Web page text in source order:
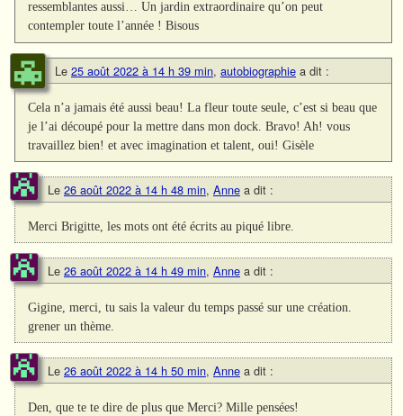
ressemblantes aussi… Un jardin extraordinaire qu’on peut
contempler toute l’année ! Bisous
Le 25 août 2022 à 14 h 39 min, autobiographie a dit :
Cela n’a jamais été aussi beau! La fleur toute seule, c’est si beau que
je l’ai découpé pour la mettre dans mon dock. Bravo! Ah! vous
travaillez bien! et avec imagination et talent, oui! Gisèle
Le 26 août 2022 à 14 h 48 min, Anne a dit :
Merci Brigitte, les mots ont été écrits au piqué libre.
Le 26 août 2022 à 14 h 49 min, Anne a dit :
Gigine, merci, tu sais la valeur du temps passé sur une création.
grener un thème.
Le 26 août 2022 à 14 h 50 min, Anne a dit :
Den, que te te dire de plus que Merci? Mille pensées!